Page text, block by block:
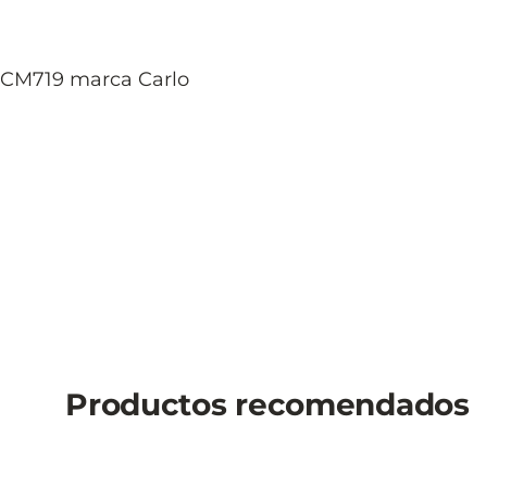
marca Carlo
Productos recomendados